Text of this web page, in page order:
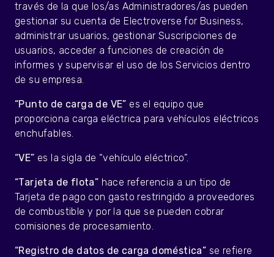
través de la que los/as Administradores/as pueden
gestionar su cuenta de Electroverse for Business,
administrar usuarios, gestionar Suscripciones de
usuarios, acceder a funciones de creación de
informes y supervisar el uso de los Servicios dentro
de su empresa.
“Punto de carga de VE” es el equipo que
proporciona carga eléctrica para vehículos eléctricos
enchufables.
“VE” es la sigla de “vehículo eléctrico”.
“Tarjeta de flota” hace referencia a un tipo de
Tarjeta de pago con gasto restringido a proveedores
de combustible y por la que se pueden cobrar
comisiones de procesamiento.
“Registro de datos de carga doméstica” se refiere